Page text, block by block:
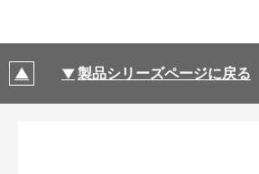
製品シリーズページに戻る